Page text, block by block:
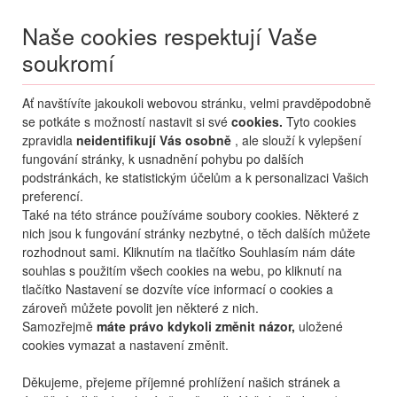
Naše cookies respektují Vaše
soukromí
Ať navštívíte jakoukoli webovou stránku, velmi pravděpodobně
se potkáte s možností nastavit si své cookies. Tyto cookies
zpravidla neidentifikují Vás osobně , ale slouží k vylepšení
fungování stránky, k usnadnění pohybu po dalších
podstránkách, ke statistickým účelům a k personalizaci Vašich
preferencí.
Také na této stránce používáme soubory cookies. Některé z
nich jsou k fungování stránky nezbytné, o těch dalších můžete
rozhodnout sami. Kliknutím na tlačítko Souhlasím nám dáte
souhlas s použitím všech cookies na webu, po kliknutí na
tlačítko Nastavení se dozvíte více informací o cookies a
zároveň můžete povolit jen některé z nich.
Samozřejmě máte právo kdykoli změnit názor, uložené
cookies vymazat a nastavení změnit.
Děkujeme, přejeme příjemné prohlížení našich stránek a
Menu
MojePřihlášení
+420 270 007 007 po - ne 8 - 21 hod.